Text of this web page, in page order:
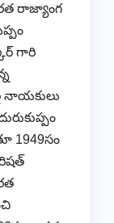
రాజ్యాంగ
గారి
నాయకులు
1949సం